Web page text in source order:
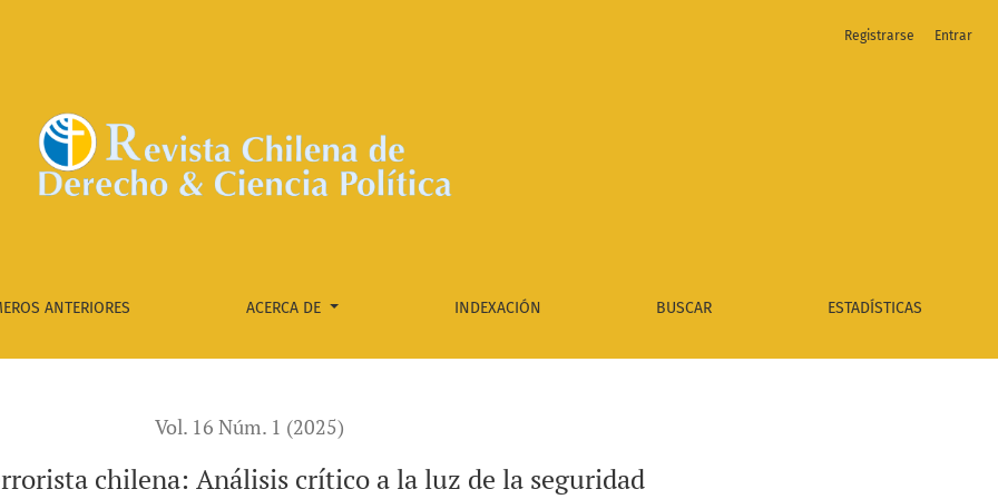
ANTERIORES ACERCA DE INDEXACIÓN BUSCAR ESTADÍSTICAS
Registrarse Entrar
Vol. 16 Núm. 1 (2025)
chilena: Análisis crítico a la luz de la seguridad